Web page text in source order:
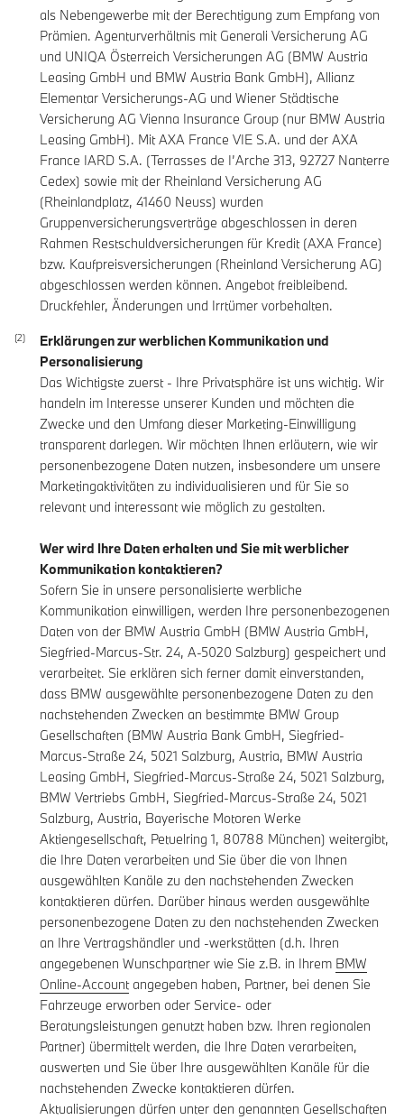
als Nebengewerbe mit der Berechtigung zum Empfang von
Prämien. Agenturverhältnis mit Generali Versicherung AG
und UNIQA Österreich Versicherungen AG (BMW Austria
Leasing GmbH und BMW Austria Bank GmbH), Allianz
Elementar Versicherungs-AG und Wiener Städtische
Versicherung AG Vienna Insurance Group (nur BMW Austria
Leasing GmbH). Mit AXA France VIE S.A. und der AXA
France IARD S.A. (Terrasses de I’Arche 313, 92727 Nanterre
Cedex) sowie mit der Rheinland Versicherung AG
(Rheinlandplatz, 41460 Neuss) wurden
Gruppenversicherungsverträge abgeschlossen in deren
Rahmen Restschuldversicherungen für Kredit (AXA France)
bzw. Kaufpreisversicherungen (Rheinland Versicherung AG)
abgeschlossen werden können. Angebot freibleibend.
Druckfehler, Änderungen und Irrtümer vorbehalten.
Erklärungen zur werblichen Kommunikation und
Personalisierung
Das Wichtigste zuerst - Ihre Privatsphäre ist uns wichtig. Wir
handeln im Interesse unserer Kunden und möchten die
Zwecke und den Umfang dieser Marketing-Einwilligung
transparent darlegen. Wir möchten Ihnen erläutern, wie wir
personenbezogene Daten nutzen, insbesondere um unsere
Marketingaktivitäten zu individualisieren und für Sie so
relevant und interessant wie möglich zu gestalten.
Wer wird Ihre Daten erhalten und Sie mit werblicher
Kommunikation kontaktieren?
Sofern Sie in unsere personalisierte werbliche
Kommunikation einwilligen, werden Ihre personenbezogenen
Daten von der BMW Austria GmbH (BMW Austria GmbH,
Siegfried-Marcus-Str. 24, A-5020 Salzburg) gespeichert und
verarbeitet. Sie erklären sich ferner damit einverstanden,
dass BMW ausgewählte personenbezogene Daten zu den
nachstehenden Zwecken an bestimmte BMW Group
Gesellschaften (BMW Austria Bank GmbH, Siegfried-
Marcus-Straße 24, 5021 Salzburg, Austria, BMW Austria
Leasing GmbH, Siegfried-Marcus-Straße 24, 5021 Salzburg,
BMW Vertriebs GmbH, Siegfried-Marcus-Straße 24, 5021
Salzburg, Austria, Bayerische Motoren Werke
Aktiengesellschaft, Petuelring 1, 80788 München) weitergibt,
die Ihre Daten verarbeiten und Sie über die von Ihnen
ausgewählten Kanäle zu den nachstehenden Zwecken
kontaktieren dürfen. Darüber hinaus werden ausgewählte
personenbezogene Daten zu den nachstehenden Zwecken
an Ihre Vertragshändler und -werkstätten (d.h. Ihren
angegebenen Wunschpartner wie Sie z.B. in Ihrem BMW
Online-Accountangegeben haben, Partner, bei denen Sie
Fahrzeuge erworben oder Service- oder
Beratungsleistungen genutzt haben bzw. Ihren regionalen
Partner) übermittelt werden, die Ihre Daten verarbeiten,
auswerten und Sie über Ihre ausgewählten Kanäle für die
nachstehenden Zwecke kontaktieren dürfen.
Aktualisierungen dürfen unter den genannten Gesellschaften